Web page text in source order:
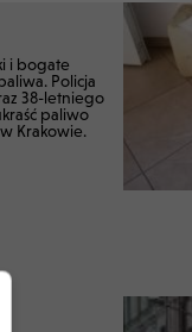
i bogate
Policja
38-letniego
paliwo
Krakowie.